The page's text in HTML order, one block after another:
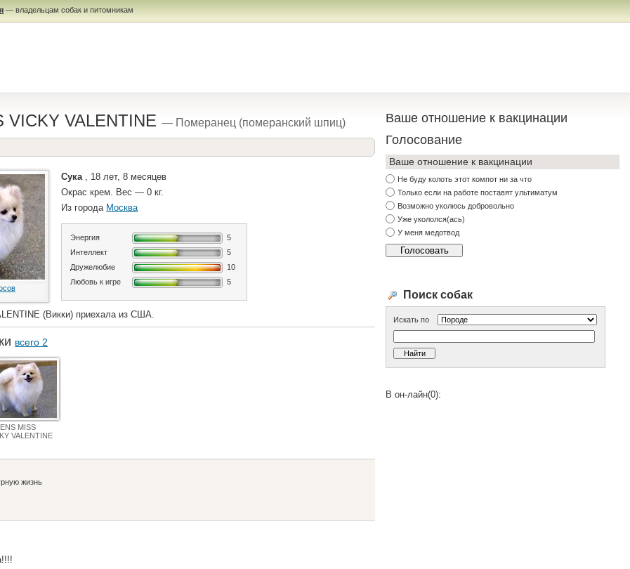
— владельцам собак и питомникам
VICKY VALENTINE— Померанец (померанский шпиц)
Сука , 18 лет, 8 месяцев
Окрас крем. Вес — 0 кг.
Из города Москва
Энергия
5
Интеллект
5
Дружелюбие
10
Любовь к игре
5
(Викки) приехала из США.
всего 2
MISS
VALENTINE
жизнь
Ваше отношение к вакцинации
Голосование
Ваше отношение к вакцинации
Не буду колоть этот компот ни за что
Только если на работе поставят ультиматум
Возможно уколюсь добровольно
Уже укололся(ась)
У меня медотвод
Поиск собак
Искать по
В он-лайн(0):